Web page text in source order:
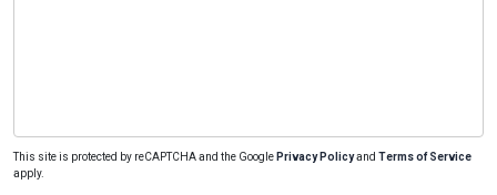
This site is protected by reCAPTCHA and the Google Privacy Policyand Terms of Service
apply.